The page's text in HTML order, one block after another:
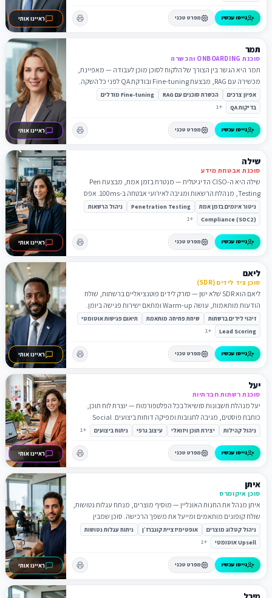
ראיינו אותי גייסו עכשיו מפרט טכני
ראיינו אותי
תמר
סוכנת ONBOARDING והכשרה
תמר היא הגשר בין הצורך של הלקוח לסוכן מוכן לעבודה — מאפיינת,
מכשירה עם RAG, מבצעת Fine-tuning ובודקת QA לפני כל השקה.
אפיון צרכים הכשרת סוכנים עם RAG
Fine-tuning מודלים
בדיקות QA
+
1
גייסו עכשיו מפרט טכני
ראיינו אותי
שילה
סוכנת אבטחת מידע
שילה היא ה-CISO הדיגיטלית — מנטרת בזמן אמת, מבצעת Pen
Testing, מנהלת הרשאות ומגיבה לאירועי אבטחה ב-100ms. אפס
פריצות.
ניטור איומים בזמן אמת Penetration Testing
ניהול הרשאות
Compliance (SOC2)
+
1
גייסו עכשיו מפרט טכני
ראיינו אותי
ליאם
סוכן ציד לידים (SDR)
ליאם הוא SDR שלא ישן — סורק לידים פוטנציאליים ברשתות, שולח
הודעות מותאמות, עושה Warm-up ומתאם ישירות פגישה ביומן.
שיעור המרה 15%.
זיהוי לידים ברשתות שיחת פתיחה מותאמת
תיאום פגישות אוטומטי
Lead Scoring
+
1
גייסו עכשיו מפרט טכני
ראיינו אותי
יעל
סוכנת רשתות חברתיות
יעל מנהלת חשבונות סושיאל בכל הפלטפורמות — יוצרת לוח תוכן,
כותבת פוסטים, מגיבה לתגובות ומפיקה דוחות ביצועים. Social
Media Manager 24/7.
ניהול קהילות יצירת תוכן ויזואלי עיצוב גרפי ניתוח ביצועים +
1
גייסו עכשיו מפרט טכני
ראיינו אותי
איתן
סוכן איקומרס
איתן מנהל את החנות האונליין — מוסיף מוצרים, מנתח עגלות נטושות,
שולח קופונים מותאמים ומייעל את משפך הרכישה. סוכן שמבין
קומרס.
ניהול קטלוג מוצרים אופטימיזציית קונברז׳ן
ניתוח עגלות נטושות
Upsell אוטומטי
+
1
גייסו עכשיו מפרט טכני